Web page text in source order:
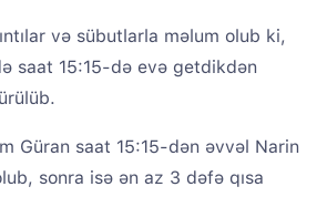
və sübutlarla məlum olub ki,
saat 15:15-də evə getdikdən
Güran saat 15:15-dən əvvəl Narin
sonra isə ən az 3 dəfə qısa